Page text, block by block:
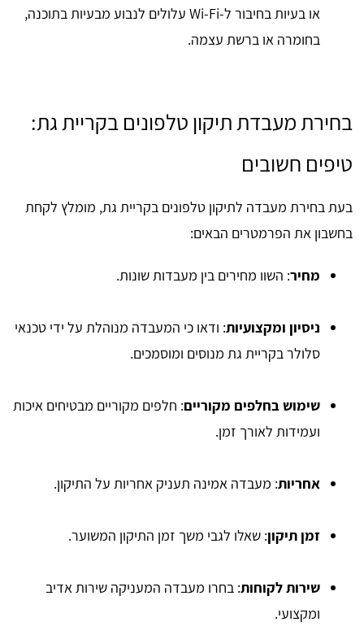
או בעיות בחיבור ל-Wi-Fi עלולים לנבוע מבעיות בתוכנה,
בחומרה או ברשת עצמה.
בחירת מעבדת תיקון טלפונים בקריית גת:
טיפים חשובים
בעת בחירת מעבדה לתיקון טלפונים בקריית גת, מומלץ לקחת
בחשבון את הפרמטרים הבאים:
מחיר: השוו מחירים בין מעבדות שונות.
ניסיון ומקצועיות: ודאו כי המעבדה מנוהלת על ידי טכנאי
סלולר בקריית גת מנוסים ומוסמכים.
שימוש בחלפים מקוריים: חלפים מקוריים מבטיחים איכות
ועמידות לאורך זמן.
אחריות: מעבדה אמינה תעניק אחריות על התיקון.
זמן תיקון: שאלו לגבי משך זמן התיקון המשוער.
שירות לקוחות: בחרו מעבדה המעניקה שירות אדיב
ומקצועי.